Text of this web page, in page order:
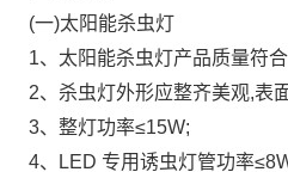
(一)太阳能杀虫灯
1、太阳能杀虫灯产品质量符
2、杀虫灯外形应整齐美观,表
3、整灯功率≤15W;
4、LED 专用诱虫灯管功率